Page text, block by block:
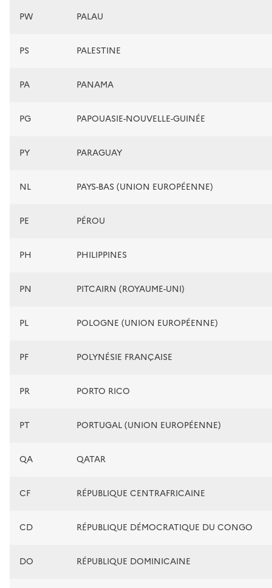
PW PALAU
PS PALESTINE
PA PANAMA
PG PAPOUASIE-NOUVELLE-GUINÉE
PY PARAGUAY
NL PAYS-BAS (UNION EUROPÉENNE)
PE PÉROU
PH PHILIPPINES
PN PITCAIRN (ROYAUME-UNI)
PL POLOGNE (UNION EUROPÉENNE)
PF POLYNÉSIE FRANÇAISE
PR PORTO RICO
PT PORTUGAL (UNION EUROPÉENNE)
QA QATAR
CF RÉPUBLIQUE CENTRAFRICAINE
CD RÉPUBLIQUE DÉMOCRATIQUE DU CONGO
DO RÉPUBLIQUE DOMINICAINE